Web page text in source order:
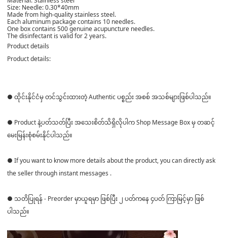
Size: Needle: 0.30*40mm
Made from high-quality stainless steel.
Each aluminum package contains 10 needles.
One box contains 500 genuine acupuncture needles.
The disinfectant is valid for 2 years.
Product details
Product details:
● ထိုင်းနိုင်ငံမှ တင်သွင်းထားတဲ့ Authentic ပစ္စည်း အစစ် အသစ်များဖြစ်ပါသည်။
● Product နဲ့ပတ်သတ်ပြီး အသေးစိတ်သိရှိလိုပါက Shop Message Box မှ တဆင့်
မေးမြန်းစုံစမ်းနိုင်ပါသည်။
● If you want to know more details about the product, you can directly ask
the seller through instant messages .
● သတိပြုရန် - Preorder မှာယူရမှာ ဖြစ်ပြီး ၂ ပတ်ကနေ ၄ပတ် ကြာမြင့်မှာ ဖြစ်
ပါသည်။